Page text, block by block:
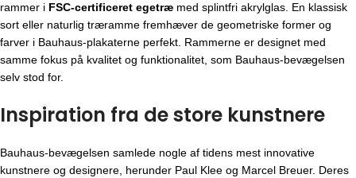
rammer i FSC-certificeret egetræ med splintfri akrylglas. En klassisk
sort eller naturlig træramme fremhæver de geometriske former og
farver i Bauhaus-plakaterne perfekt. Rammerne er designet med
samme fokus på kvalitet og funktionalitet, som Bauhaus-bevægelsen
selv stod for.
Inspiration fra de store kunstnere
Bauhaus-bevægelsen samlede nogle af tidens mest innovative
kunstnere og designere, herunder Paul Klee og Marcel Breuer. Deres